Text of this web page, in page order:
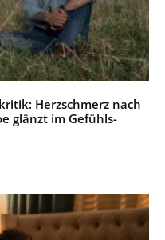
Herzschmerz nach
glänzt im Gefühls-